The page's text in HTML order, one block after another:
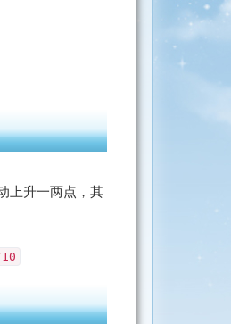
上升一两点，其